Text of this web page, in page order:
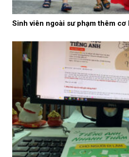
Sinh viên ngoài sư phạm thêm cơ